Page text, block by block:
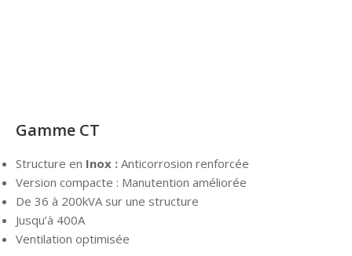
Gamme CT
Structure en Inox : Anticorrosion renforcée
Version compacte : Manutention améliorée
De 36 à 200kVA sur une structure
Jusqu’à 400A
Ventilation optimisée